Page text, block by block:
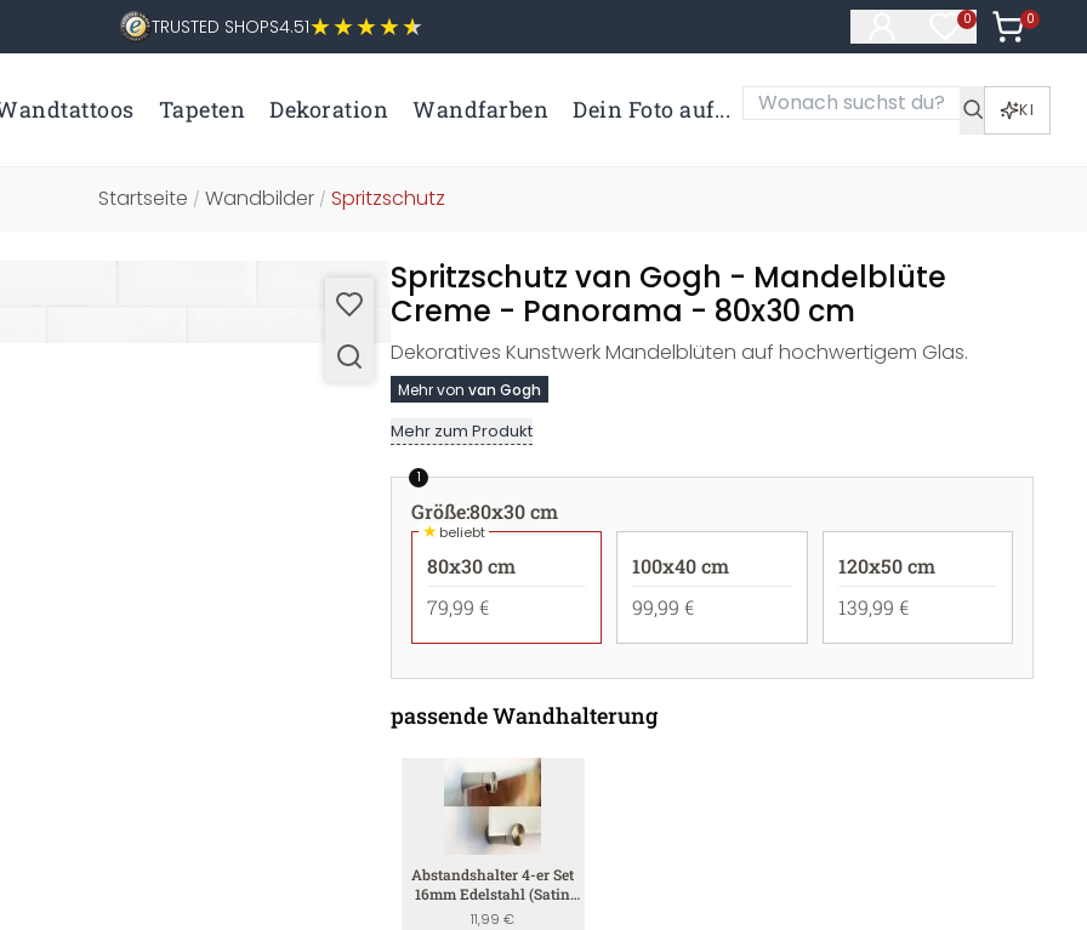
TRUSTED SHOPS4.51 0
Artikel im
0
Artikel
Tapeten Dekoration Wandfarben Dein Foto auf... KI
Startseite / Wandbilder / Spritzschutz
Spritzschutz van Gogh - Mandelblüte
Creme - Panorama - 80x30 cm
Dekoratives Kunstwerk Mandelblüten auf hochwertigem Glas.
Mehr von van Gogh
Mehr zum Produkt
1
Größe:80x30 cm
★beliebt
80x30 cm
79,99 €
100x40 cm
99,99 €
120x50 cm
139,99 €
passende Wandhalterung
Abstandshalter 4-er Set
16mm Edelstahl (Satin
4mm)
11,99 €